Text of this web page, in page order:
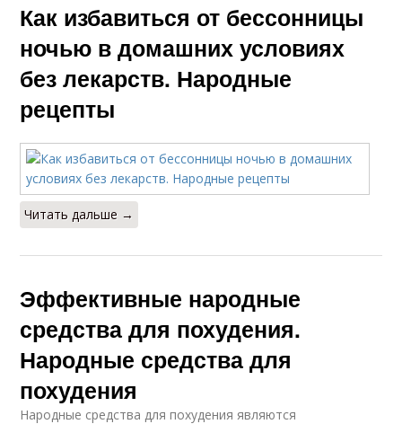
Как избавиться от бессонницы
ночью в домашних условиях
без лекарств. Народные
рецепты
Читать дальше →
Эффективные народные
средства для похудения.
Народные средства для
похудения
Народные средства для похудения являются